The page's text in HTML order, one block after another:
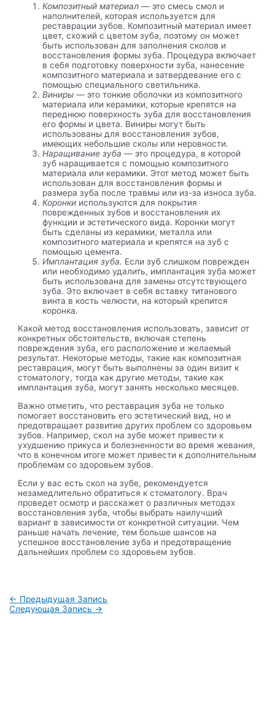
Композитный материал — это смесь смол и
наполнителей, которая используется для
реставрации зубов. Композитный материал имеет
цвет, схожий с цветом зуба, поэтому он может
быть использован для заполнения сколов и
восстановления формы зуба. Процедура включает
в себя подготовку поверхности зуба, нанесение
композитного материала и затвердевание его с
помощью специального светильника.
Виниры — это тонкие оболочки из композитного
материала или керамики, которые крепятся на
переднюю поверхность зуба для восстановления
его формы и цвета. Виниры могут быть
использованы для восстановления зубов,
имеющих небольшие сколы или неровности.
Наращивание зуба — это процедура, в которой
зуб наращивается с помощью композитного
материала или керамики. Этот метод может быть
использован для восстановления формы и
размера зуба после травмы или из-за износа зуба.
Коронки используются для покрытия
поврежденных зубов и восстановления их
функции и эстетического вида. Коронки могут
быть сделаны из керамики, металла или
композитного материала и крепятся на зуб с
помощью цемента.
Имплантация зуба. Если зуб слишком поврежден
или необходимо удалить, имплантация зуба может
быть использована для замены отсутствующего
зуба. Это включает в себя вставку титанового
винта в кость челюсти, на который крепится
коронка.
Какой метод восстановления использовать, зависит от
конкретных обстоятельств, включая степень
повреждения зуба, его расположение и желаемый
результат. Некоторые методы, такие как композитная
реставрация, могут быть выполнены за один визит к
стоматологу, тогда как другие методы, такие как
имплантация зуба, могут занять несколько месяцев.
Важно отметить, что реставрация зуба не только
помогает восстановить его эстетический вид, но и
предотвращает развитие других проблем со здоровьем
зубов. Например, скол на зубе может привести к
ухудшению прикуса и болезненности во время жевания,
что в конечном итоге может привести к дополнительным
проблемам со здоровьем зубов.
Если у вас есть скол на зубе, рекомендуется
незамедлительно обратиться к стоматологу. Врач
проведет осмотр и расскажет о различных методах
восстановления зуба, чтобы выбрать наилучший
вариант в зависимости от конкретной ситуации. Чем
раньше начать лечение, тем больше шансов на
успешное восстановление зуба и предотвращение
дальнейших проблем со здоровьем зубов.
Навигация
по
← Предыдущая Запись
Следующая Запись →